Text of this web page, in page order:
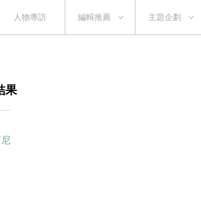
人物專訪 編輯推薦 主題企劃
果
尼